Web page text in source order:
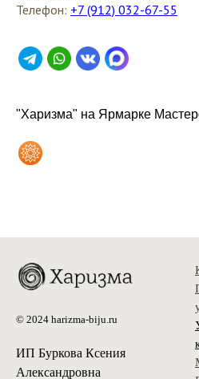
Телефон: +7 (912) 032-67-55
"Харизма" на Ярмарке
© 2024 harizma-biju.ru
ИП Буркова Ксения
Александровна